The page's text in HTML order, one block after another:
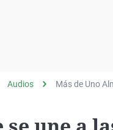
Audios Más de Uno